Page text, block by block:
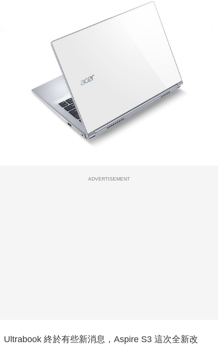
ADVERTISEMENT
Ultrabook 終於有些新消息，Aspire S3 這次全新改